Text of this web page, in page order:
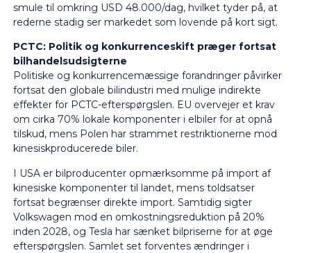
smule til omkring USD 48.000/dag, hvilket tyder på, at
rederne stadig ser markedet som lovende på kort sigt.
PCTC: Politik og konkurrenceskift præger fortsat
bilhandelsudsigterne
Politiske og konkurrencemæssige forandringer påvirker
fortsat den globale bilindustri med mulige indirekte
effekter for PCTC-efterspørgslen. EU overvejer et krav
om cirka 70% lokale komponenter i elbiler for at opnå
tilskud, mens Polen har strammet restriktionerne mod
kinesiskproducerede biler.
I USA er bilproducenter opmærksomme på import af
kinesiske komponenter til landet, mens toldsatser
fortsat begrænser direkte import. Samtidig sigter
Volkswagen mod en omkostningsreduktion på 20%
inden 2028, og Tesla har sænket bilpriserne for at øge
efterspørgslen. Samlet set forventes ændringer i